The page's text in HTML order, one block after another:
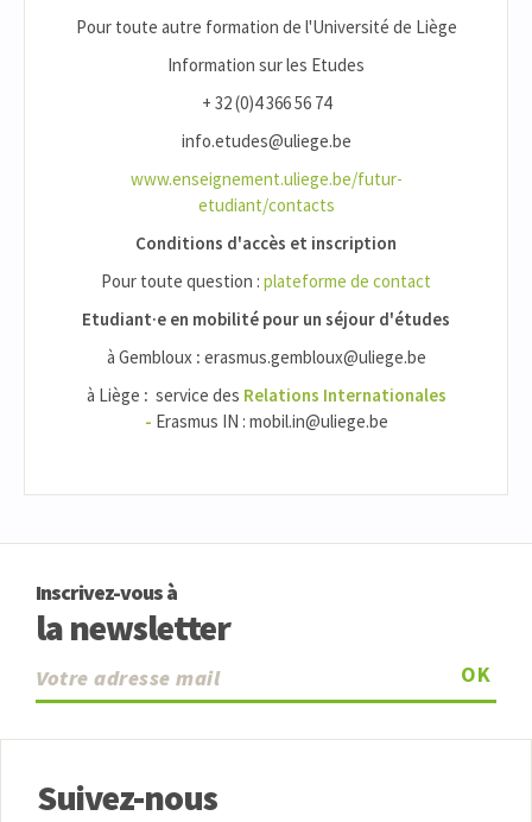
Pour toute autre formation de l'Université de Liège
Information sur les Etudes
+ 32 (0)4 366 56 74
info.etudes@uliege.be
www.enseignement.uliege.be/futur-
etudiant/contacts
Conditions d'accès et inscription
Pour toute question : plateforme de contact
Etudiant·e en mobilité pour un séjour d'études
à Gembloux : erasmus.gembloux@uliege.be
à Liège : service des Relations Internationales
- Erasmus IN : mobil.in@uliege.be
Inscrivez-vous à
la newsletter
OK
Suivez-nous